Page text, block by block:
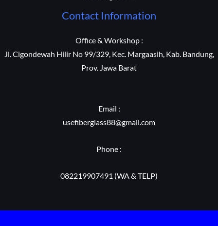
Contact Information
Office & Workshop :
Jl. Cigondewah Hilir No 99/329, Kec. Margaasih, Kab. Bandung,
Prov. Jawa Barat
Email :
usefiberglass88@gmail.com
Phone :
082219907491 (WA & TELP)